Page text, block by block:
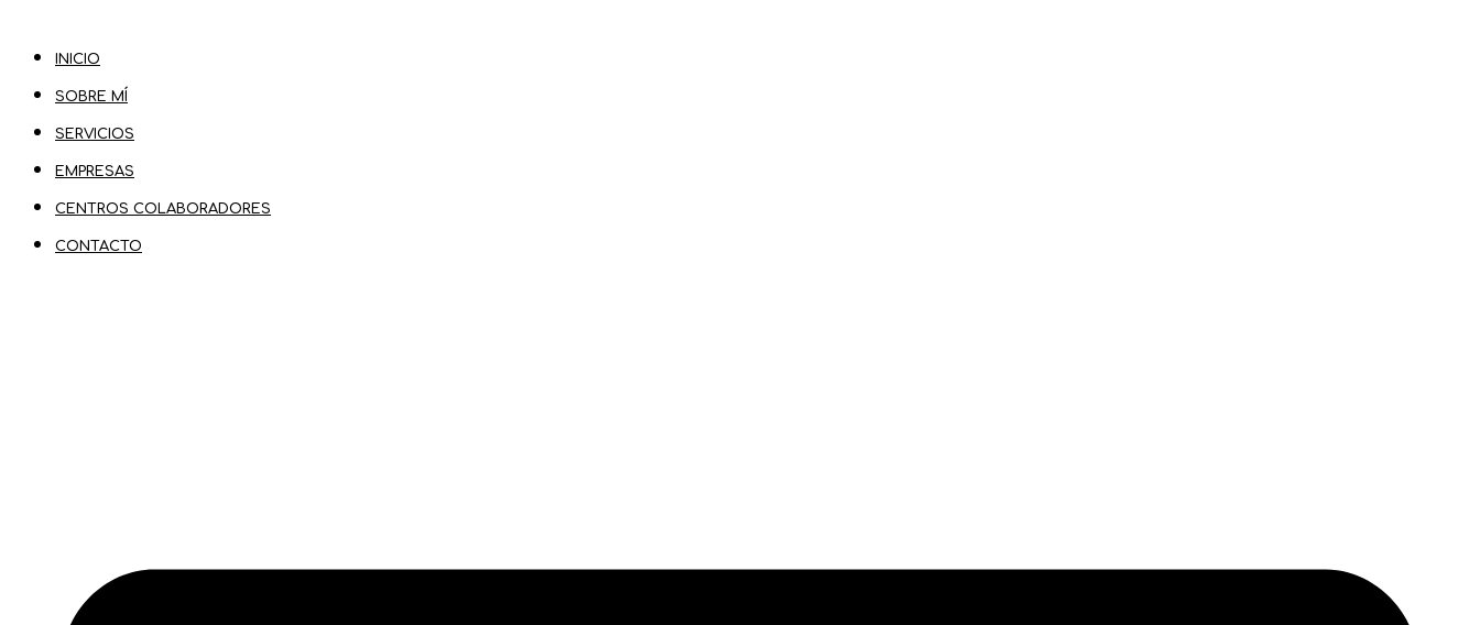
INICIO
SOBRE MÍ
SERVICIOS
EMPRESAS
CENTROS COLABORADORES
CONTACTO